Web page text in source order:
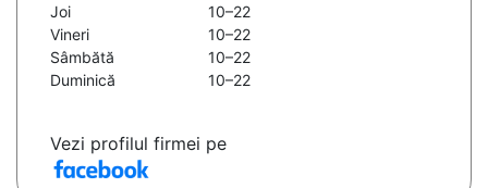
Joi
10–22
Vineri
10–22
Sâmbătă
10–22
Duminică
10–22
Vezi profilul firmei pe